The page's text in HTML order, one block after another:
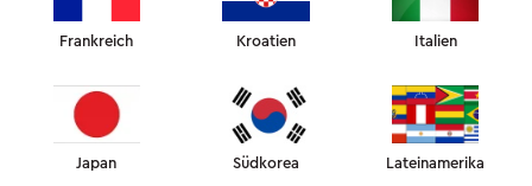
Frankreich Kroatien Italien
Japan Südkorea Lateinamerika